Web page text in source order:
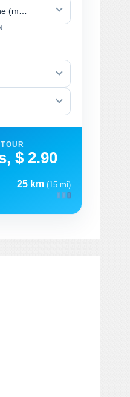
$ 2.90
25 km (15 mi)